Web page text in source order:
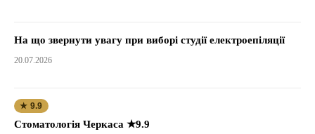
На що звернути увагу при виборі студії електроепіляції
20.07.2026
★ 9.9
Стоматологія Черкаса ★9.9